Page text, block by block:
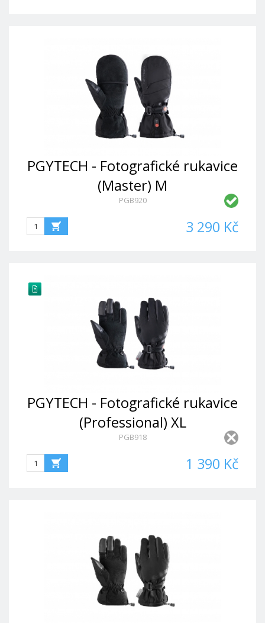
PGYTECH - Fotografické rukavice
(Master) M
PGB920
3 290 Kč
PGYTECH - Fotografické rukavice
(Professional) XL
PGB918
1 390 Kč